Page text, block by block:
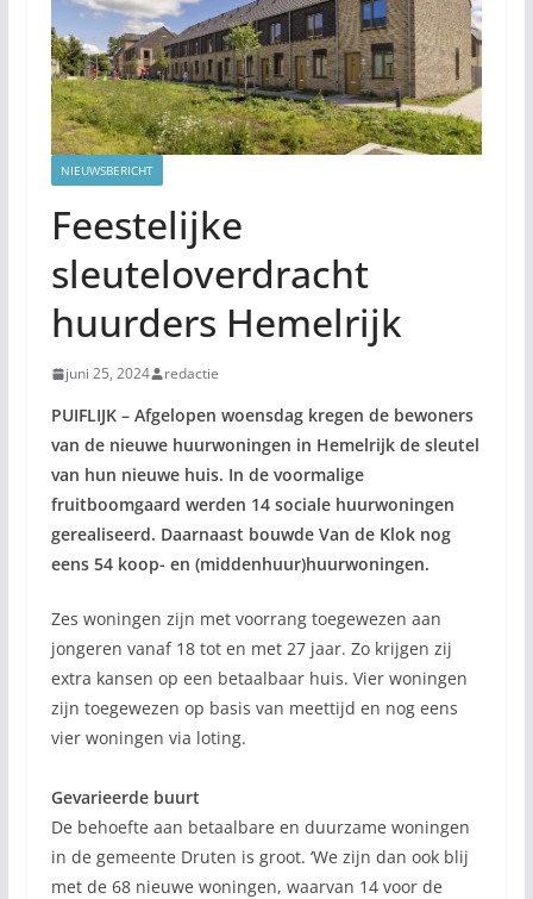
NIEUWSBERICHT
Feestelijke
sleuteloverdracht
huurders Hemelrijk
juni 25, 2024 redactie
PUIFLIJK – Afgelopen woensdag kregen de bewoners
van de nieuwe huurwoningen in Hemelrijk de sleutel
van hun nieuwe huis. In de voormalige
fruitboomgaard werden 14 sociale huurwoningen
gerealiseerd. Daarnaast bouwde Van de Klok nog
eens 54 koop- en (middenhuur)huurwoningen.
Zes woningen zijn met voorrang toegewezen aan
jongeren vanaf 18 tot en met 27 jaar. Zo krijgen zij
extra kansen op een betaalbaar huis. Vier woningen
zijn toegewezen op basis van meettijd en nog eens
vier woningen via loting.
Gevarieerde buurt
De behoefte aan betaalbare en duurzame woningen
in de gemeente Druten is groot. ‘We zijn dan ook blij
met de 68 nieuwe woningen, waarvan 14 voor de